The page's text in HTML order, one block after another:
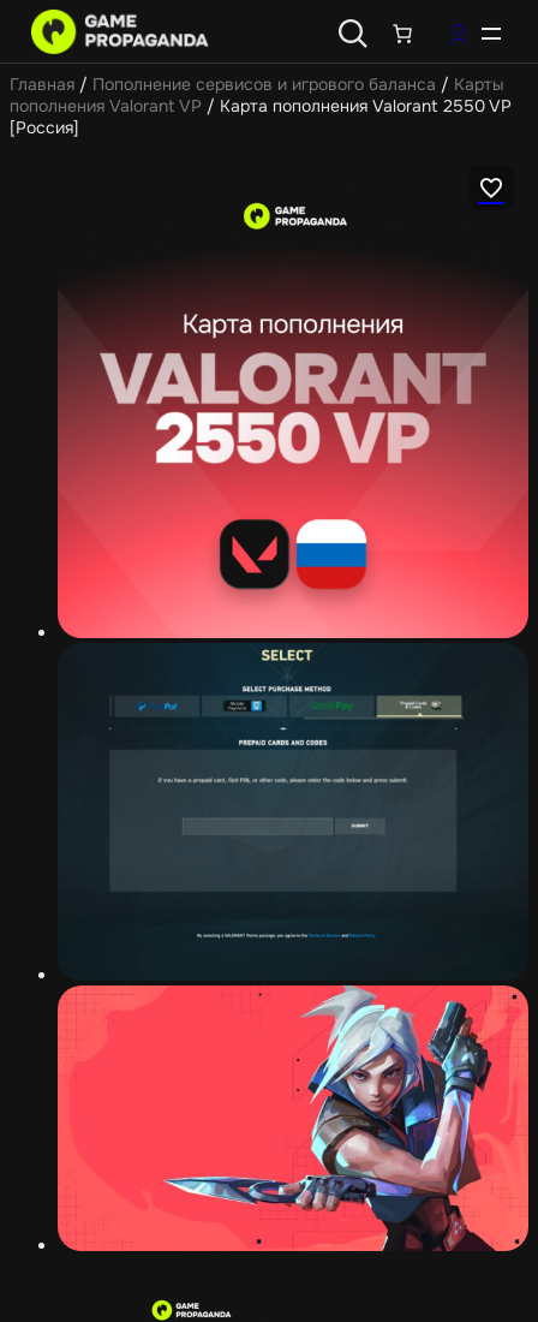
Главная / Пополнение сервисов и игрового баланса / Карты
пополнения Valorant VP / Карта пополнения Valorant 2550 VP
[Россия]